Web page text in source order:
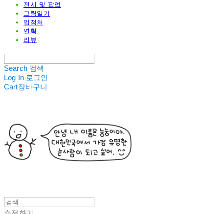
전시 및 팝업
그림일기
입점처
연혁
리뷰
Search 검색
Log In 로그인
Cart장바구니